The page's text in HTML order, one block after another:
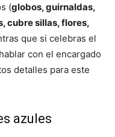
(globos, guirnaldas,
cubre sillas, flores,
que si celebras el
con el encargado
detalles para este
azules